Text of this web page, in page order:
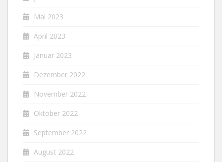
Mai 2023
April 2023
Januar 2023
Dezember 2022
November 2022
Oktober 2022
September 2022
August 2022